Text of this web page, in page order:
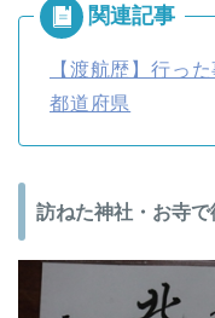
【渡航歴】行っ
都道府県
訪ねた神社・お寺で